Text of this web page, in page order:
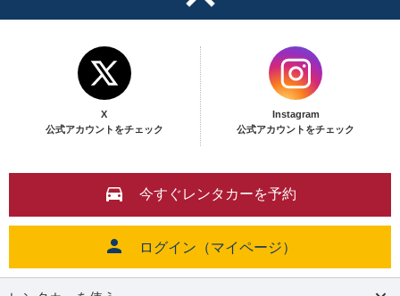
X
公式アカウントをチェック
Instagram
公式アカウントをチェック
今すぐレンタカーを予約
ログイン（マイページ）